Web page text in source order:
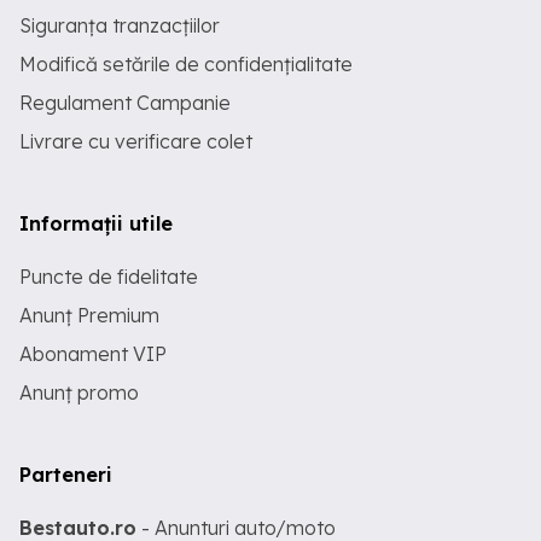
Siguranța tranzacțiilor
Modifică setările de confidențialitate
Regulament Campanie
Livrare cu verificare colet
Informații utile
Puncte de fidelitate
Anunț Premium
Abonament VIP
Anunț promo
Parteneri
Bestauto.ro - Anunturi auto/moto